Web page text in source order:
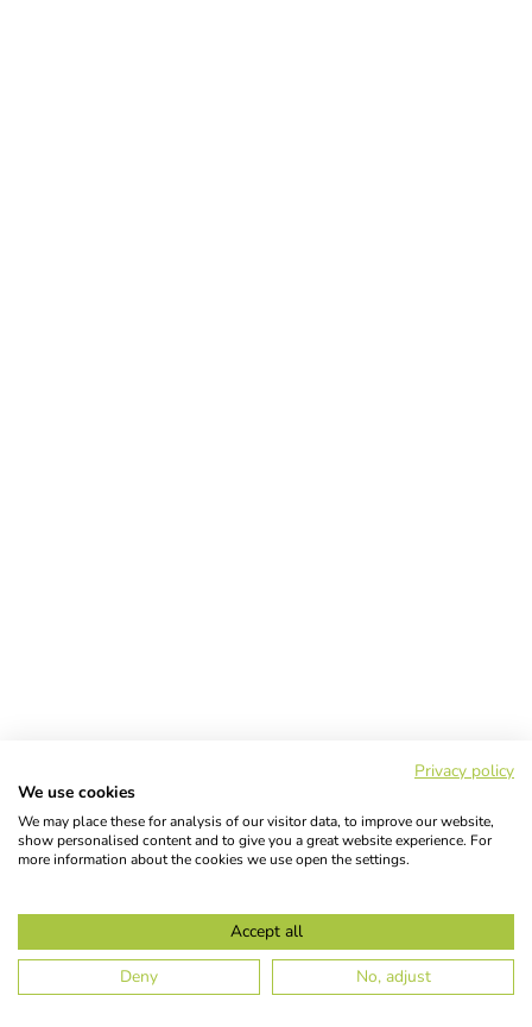
Privacy policy
We use cookies
We may place these for analysis of our visitor data, to improve our website,
show personalised content and to give you a great website experience. For
more information about the cookies we use open the settings.
Accept all
Deny
No, adjust